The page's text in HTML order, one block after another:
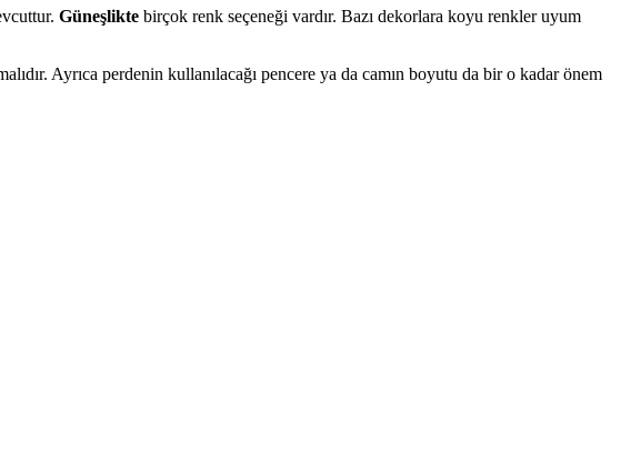
Güneşlikte birçok renk seçeneği vardır. Bazı dekorlara koyu renkler uyum
Ayrıca perdenin kullanılacağı pencere ya da camın boyutu da bir o kadar önem